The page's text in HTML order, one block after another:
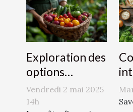
Exploration des
options
naturelles pour
augmenter le
Vendredi 2 mai 2025
14h